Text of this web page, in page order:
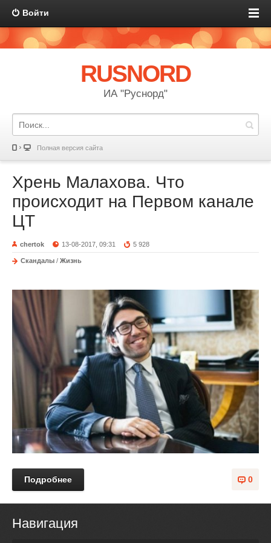
Войти
RUSNORD
ИА "Руснорд"
Полная версия сайта
Хрень Малахова. Что
происходит на Первом канале
ЦТ
chertok 13-08-2017, 09:31 5 928
Скандалы / Жизнь
0
Подробнее
Навигация